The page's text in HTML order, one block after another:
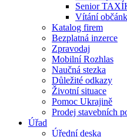
Senior
Vítání
Katalog firem
Bezplatná inzerce
Zpravodaj
Mobilní Rozhlas
Naučná stezka
Důležité odkazy
Životní situace
Pomoc Ukrajině
Prodej stavebních
Úřad
Úřední deska